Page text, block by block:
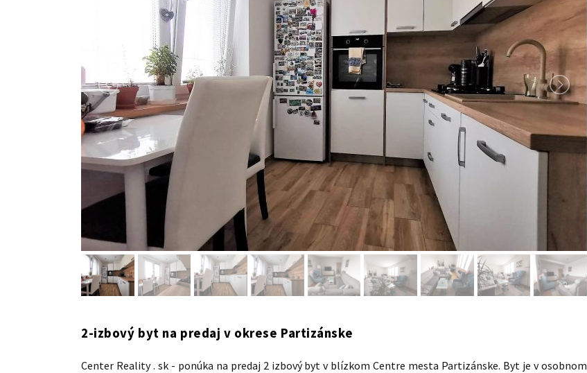
2-izbový byt na predaj v okrese Partizánske
Center Reality . sk - ponúka na predaj 2 izbový byt v blízkom Centre mesta Partizánske. Byt je v osobnom